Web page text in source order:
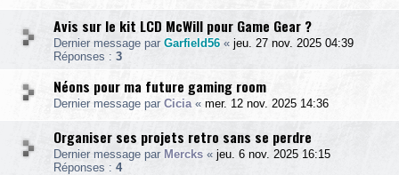
Avis sur le kit LCD McWill pour Game Gear ?
Dernier message par Garfield56 « jeu. 27 nov. 2025 04:39
Réponses : 3
Néons pour ma future gaming room
Dernier message par Cicia « mer. 12 nov. 2025 14:36
Organiser ses projets retro sans se perdre
Dernier message par Mercks « jeu. 6 nov. 2025 16:15
Réponses : 4